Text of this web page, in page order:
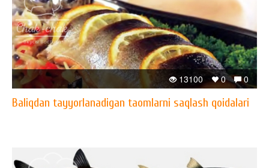
0
0
13100
Baliqdan tayyorlanadigan taomlarni saqlash qoidalari